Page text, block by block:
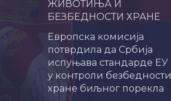
ЖИВОТИЊА И
БЕЗБЕДНОСТИ ХРАНЕ
Европска комисија
потврдила да Србија
испуњава стандарде ЕУ
у контроли безбедности
хране биљног порекла